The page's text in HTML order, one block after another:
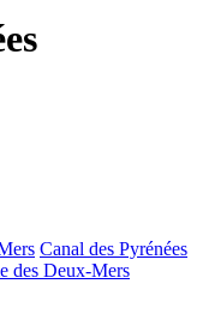
Canal des Pyrénées
des Deux-Mers